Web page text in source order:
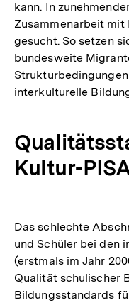
kann. In
Zusammenarbeit
gesucht. So setzen
bundesweite
interkulturelle
Kultur-
Das schlechte
und Schüler bei den
(erstmals im Jahr
Qualität schulischer
Bildungsstandards